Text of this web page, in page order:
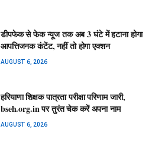
डीपफेक से फेक न्यूज तक अब 3 घंटे में हटाना होगा
आपत्तिजनक कंटेंट, नहीं तो होगा एक्शन
AUGUST 6, 2026
हरियाणा शिक्षक पात्रता परीक्षा परिणाम जारी,
bseh.org.in पर तुरंत चेक करें अपना नाम
AUGUST 6, 2026